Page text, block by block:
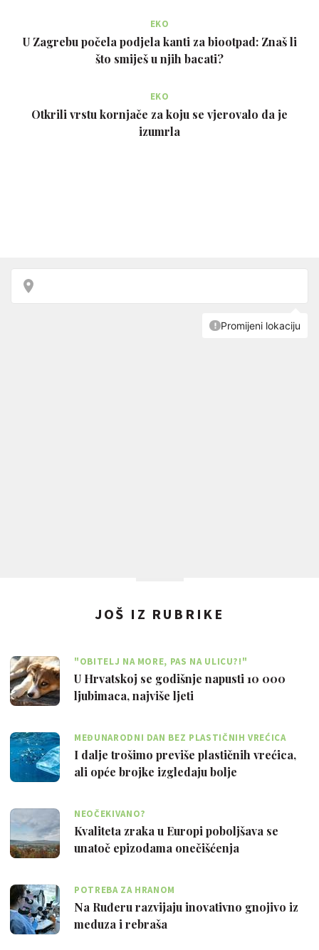
EKO
U Zagrebu počela podjela kanti za biootpad: Znaš li
što smiješ u njih bacati?
EKO
Otkrili vrstu kornjače za koju se vjerovalo da je
izumrla
JOŠ IZ RUBRIKE
"OBITELJ NA MORE, PAS NA ULICU?!"
U Hrvatskoj se godišnje napusti 10 000
ljubimaca, najviše ljeti
MEĐUNARODNI DAN BEZ PLASTIČNIH VREĆICA
I dalje trošimo previše plastičnih vrećica,
ali opće brojke izgledaju bolje
NEOČEKIVANO?
Kvaliteta zraka u Europi poboljšava se
unatoč epizodama onečišćenja
POTREBA ZA HRANOM
Na Ruđeru razvijaju inovativno gnojivo iz
meduza i rebraša